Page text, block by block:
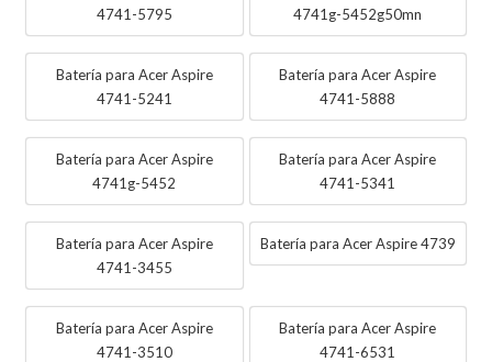
4741-5795
4741g-5452g50mn
Batería para Acer Aspire
4741-5241
Batería para Acer Aspire
4741-5888
Batería para Acer Aspire
4741g-5452
Batería para Acer Aspire
4741-5341
Batería para Acer Aspire
4741-3455
Batería para Acer Aspire 4739
Batería para Acer Aspire
4741-3510
Batería para Acer Aspire
4741-6531